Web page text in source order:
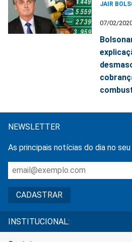
JAIR
07/02/
NEWSLETTER
As principais notícias do dia no seu
INSTITUCIONAL: